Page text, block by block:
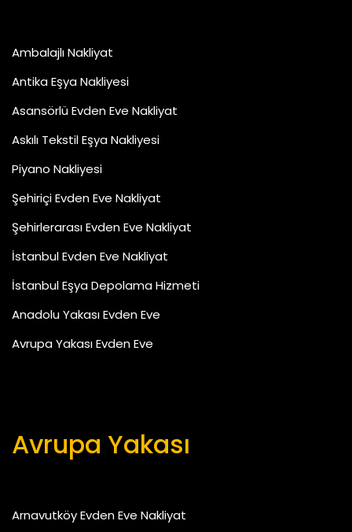
Ambalajlı Nakliyat
Antika Eşya Nakliyesi
Asansörlü Evden Eve Nakliyat
Askılı Tekstil Eşya Nakliyesi
Piyano Nakliyesi
Şehiriçi Evden Eve Nakliyat
Şehirlerarası Evden Eve Nakliyat
İstanbul Evden Eve Nakliyat
İstanbul Eşya Depolama Hizmeti
Anadolu Yakası Evden Eve
Avrupa Yakası Evden Eve
Avrupa Yakası
Arnavutköy Evden Eve Nakliyat